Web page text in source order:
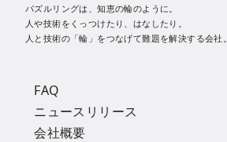
パズルリングは、知恵の輪のように。
人や技術をくっつけたり、はなしたり。
人と技術の「輪」をつなげて難題を解決する会社。
FAQ
ニュースリリース
会社概要